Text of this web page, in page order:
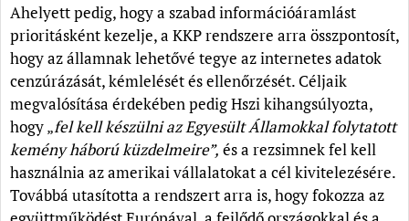
Ahelyett pedig, hogy a szabad információáramlást
prioritásként kezelje, a KKP rendszere arra összpontosít,
hogy az államnak lehetővé tegye az internetes adatok
cenzúrázását, kémlelését és ellenőrzését. Céljaik
megvalósítása érdekében pedig Hszi kihangsúlyozta,
hogy „fel kell készülni az Egyesült Államokkal folytatott
kemény háború küzdelmeire”, és a rezsimnek fel kell
használnia az amerikai vállalatokat a cél kivitelezésére.
Továbbá utasította a rendszert arra is, hogy fokozza az